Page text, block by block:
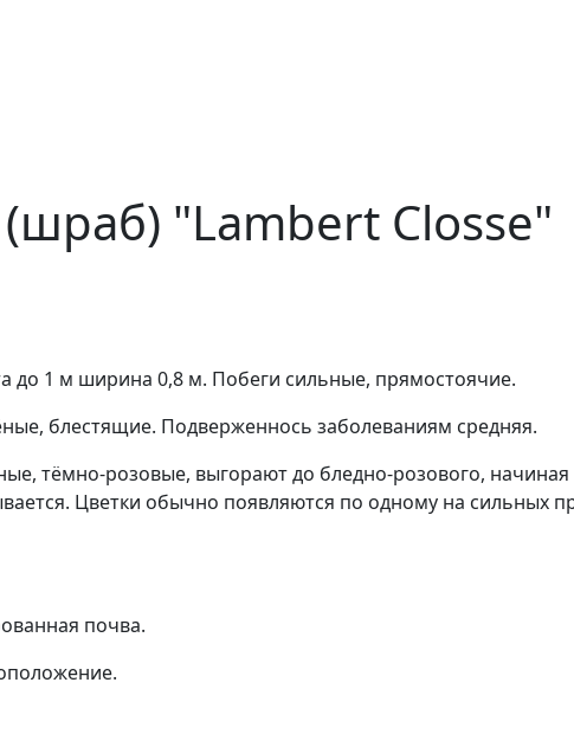
(шраб) "Lambert Closse"
до 1 м ширина 0,8 м. Побеги сильные, прямостоячие.
блестящие. Подверженнось заболеваниям средняя.
тёмно-розовые, выгорают до бледно-розового,
Цветки обычно появляются по одному на сильных
почва.